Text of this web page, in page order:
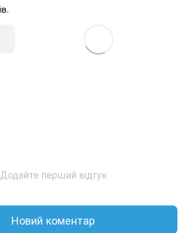
Додайте перший відгук
Новий коментар